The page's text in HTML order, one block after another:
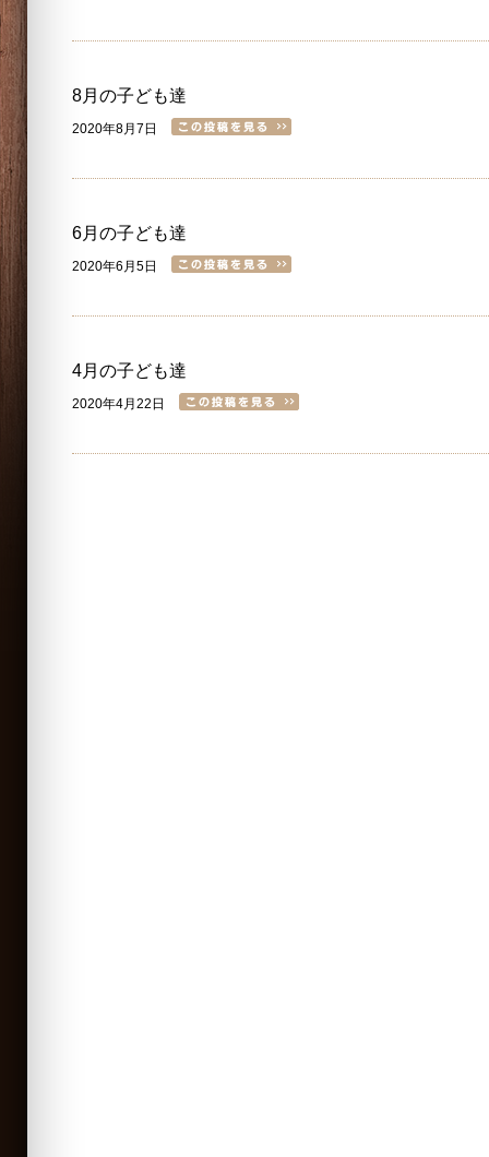
8月の子ども達
2020年8月7日
6月の子ども達
2020年6月5日
4月の子ども達
2020年4月22日